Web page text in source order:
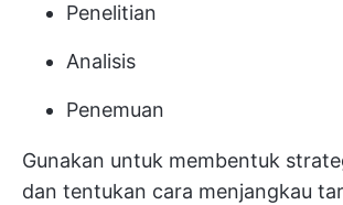
Penelitian
Analisis
Penemuan
Gunakan untuk membentuk
dan tentukan cara menjangkau